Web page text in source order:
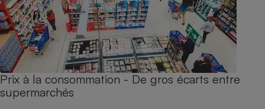
Prix à la consommation - De gros écarts entre
supermarchés